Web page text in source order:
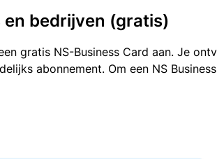
en bedrijven (gratis)
gratis NS-Business Card aan. Je
abonnement. Om een NS